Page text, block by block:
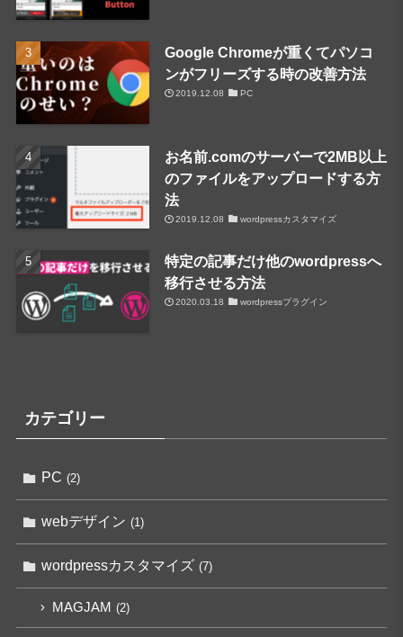
Google Chromeが重くてパソコ
ンがフリーズする時の改善方法
2019.12.08 PC
お名前.comのサーバーで2MB以上
のファイルをアップロードする方
法
2019.12.08 wordpressカスタマイズ
特定の記事だけ他のwordpressへ
移行させる方法
2020.03.18 wordpressプラグイン
カテゴリー
PC (2)
webデザイン (1)
wordpressカスタマイズ (7)
MAGJAM (2)